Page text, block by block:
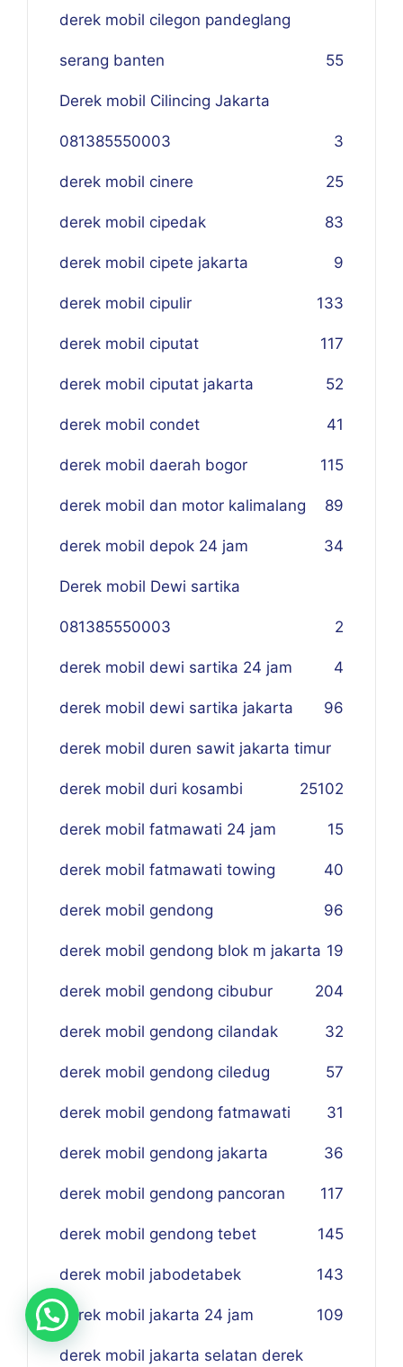
derek mobil cilegon pandeglang
serang banten 55
Derek mobil Cilincing Jakarta
081385550003 3
derek mobil cinere 25
derek mobil cipedak 83
derek mobil cipete jakarta 9
derek mobil cipulir 133
derek mobil ciputat 117
derek mobil ciputat jakarta 52
derek mobil condet 41
derek mobil daerah bogor 115
derek mobil dan motor kalimalang 89
derek mobil depok 24 jam 34
Derek mobil Dewi sartika
081385550003 2
derek mobil dewi sartika 24 jam 4
derek mobil dewi sartika jakarta 96
derek mobil duren sawit jakarta timur
102
derek mobil duri kosambi 25
derek mobil fatmawati 24 jam 15
derek mobil fatmawati towing 40
derek mobil gendong 96
derek mobil gendong blok m jakarta 19
derek mobil gendong cibubur 204
derek mobil gendong cilandak 32
derek mobil gendong ciledug 57
derek mobil gendong fatmawati 31
derek mobil gendong jakarta 36
derek mobil gendong pancoran 117
derek mobil gendong tebet 145
derek mobil jabodetabek 143
derek mobil jakarta 24 jam 109
derek mobil jakarta selatan derek